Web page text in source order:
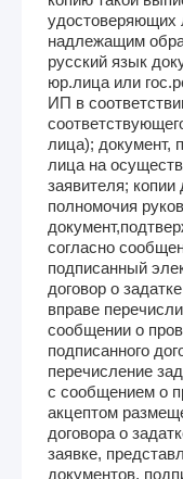
удостоверяющих
надлежащим
русский язык
юр.лица или
ИП в
лица); документ,
лица на
заявителя;
полномочия
согласно
подписанный
договор о
вправе
сообщении о
подписанного
перечисление
с сообщением о
акцептом
договора о
заявке,
документов,